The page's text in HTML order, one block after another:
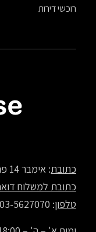
רוכשי דירות
כתובת: אימבר 14 פתח תקווה
כתובת למשלוח
טלפון: 03-5627070